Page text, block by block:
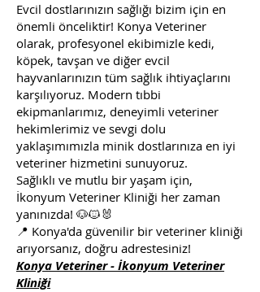
Evcil dostlarınızın sağlığı bizim için en
önemli önceliktir! Konya Veteriner
olarak, profesyonel ekibimizle kedi,
köpek, tavşan ve diğer evcil
hayvanlarınızın tüm sağlık ihtiyaçlarını
karşılıyoruz. Modern tıbbi
ekipmanlarımız, deneyimli veteriner
hekimlerimiz ve sevgi dolu
yaklaşımımızla minik dostlarınıza en iyi
veteriner hizmetini sunuyoruz.
Sağlıklı ve mutlu bir yaşam için,
İkonyum Veteriner Kliniği her zaman
yanınızda! 🐶🐱🐰
📍 Konya'da güvenilir bir veteriner kliniği
arıyorsanız, doğru adrestesiniz!
Konya Veteriner - İkonyum Veteriner
Kliniği